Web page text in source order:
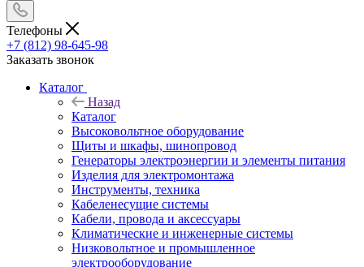
Телефоны
+7 (812) 98-645-98
Заказать звонок
Каталог
Назад
Каталог
Высоковольтное оборудование
Щиты и шкафы, шинопровод
Генераторы электроэнергии и элементы питания
Изделия для электромонтажа
Инструменты, техника
Кабеленесущие системы
Кабели, провода и аксессуары
Климатические и инженерные системы
Низковольтное и промышленное
электрооборудование